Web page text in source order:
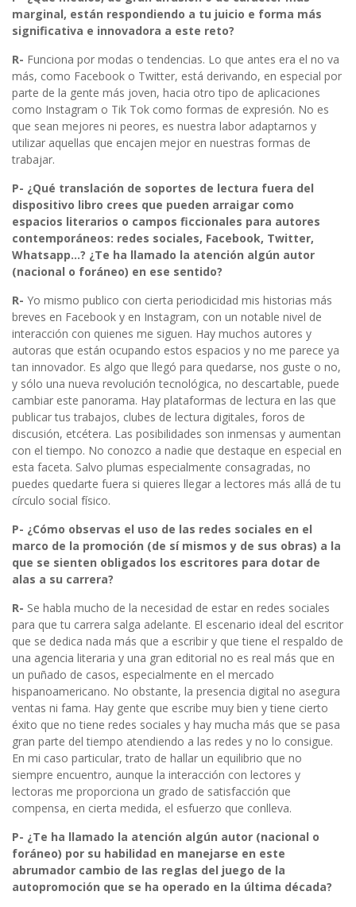
marginal, están respondiendo a tu juicio e forma más
significativa e innovadora a este reto?
R- Funciona por modas o tendencias. Lo que antes era el no va
más, como Facebook o Twitter, está derivando, en especial por
parte de la gente más joven, hacia otro tipo de aplicaciones
como Instagram o Tik Tok como formas de expresión. No es
que sean mejores ni peores, es nuestra labor adaptarnos y
utilizar aquellas que encajen mejor en nuestras formas de
trabajar.
P- ¿Qué translación de soportes de lectura fuera del
dispositivo libro crees que pueden arraigar como
espacios literarios o campos ficcionales para autores
contemporáneos: redes sociales, Facebook, Twitter,
Whatsapp…? ¿Te ha llamado la atención algún autor
(nacional o foráneo) en ese sentido?
R- Yo mismo publico con cierta periodicidad mis historias más
breves en Facebook y en Instagram, con un notable nivel de
interacción con quienes me siguen. Hay muchos autores y
autoras que están ocupando estos espacios y no me parece ya
tan innovador. Es algo que llegó para quedarse, nos guste o no,
y sólo una nueva revolución tecnológica, no descartable, puede
cambiar este panorama. Hay plataformas de lectura en las que
publicar tus trabajos, clubes de lectura digitales, foros de
discusión, etcétera. Las posibilidades son inmensas y aumentan
con el tiempo. No conozco a nadie que destaque en especial en
esta faceta. Salvo plumas especialmente consagradas, no
puedes quedarte fuera si quieres llegar a lectores más allá de tu
círculo social físico.
P- ¿Cómo observas el uso de las redes sociales en el
marco de la promoción (de sí mismos y de sus obras) a la
que se sienten obligados los escritores para dotar de
alas a su carrera?
R- Se habla mucho de la necesidad de estar en redes sociales
para que tu carrera salga adelante. El escenario ideal del escritor
que se dedica nada más que a escribir y que tiene el respaldo de
una agencia literaria y una gran editorial no es real más que en
un puñado de casos, especialmente en el mercado
hispanoamericano. No obstante, la presencia digital no asegura
ventas ni fama. Hay gente que escribe muy bien y tiene cierto
éxito que no tiene redes sociales y hay mucha más que se pasa
gran parte del tiempo atendiendo a las redes y no lo consigue.
En mi caso particular, trato de hallar un equilibrio que no
siempre encuentro, aunque la interacción con lectores y
lectoras me proporciona un grado de satisfacción que
compensa, en cierta medida, el esfuerzo que conlleva.
P- ¿Te ha llamado la atención algún autor (nacional o
foráneo) por su habilidad en manejarse en este
abrumador cambio de las reglas del juego de la
autopromoción que se ha operado en la última década?